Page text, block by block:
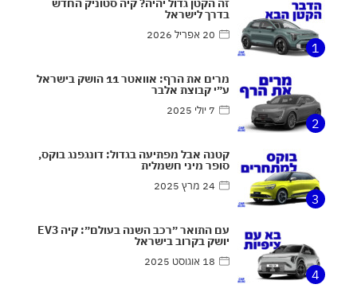
1
בדרך לישראל
20 אפריל 2026
2
מרים את הרף: אוואטר 11 הושק בישראל
ע״י קבוצת אלבר
7 יולי 2025
3
קטנה אבל מפתיעה בגדול: דונגפנג בוקס,
סופר מיני חשמלית
24 מרץ 2025
4
עם התואר ״רכב השנה בעולם״: קיה EV3
יושק בקרוב בישראל
18 אוגוסט 2025